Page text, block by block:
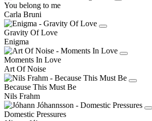
You belong to me
Carla Bruni
Gravity Of Love
Enigma
Moments In Love
Art Of Noise
Because This Must Be
Nils Frahm
Domestic Pressures